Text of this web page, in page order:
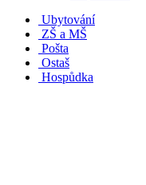
Ubytování
ZŠ a MŠ
Pošta
Ostaš
Hospůdka